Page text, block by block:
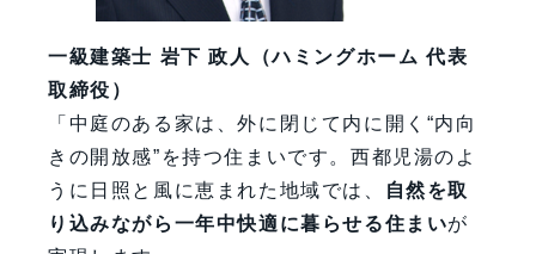
一級建築士 岩下 政人（ハミングホーム 代表
取締役）
「中庭のある家は、外に閉じて内に開く“内向
きの開放感”を持つ住まいです。西都児湯のよ
うに日照と風に恵まれた地域では、
自然を取
り込みながら一年中快適に暮らせる住まいが